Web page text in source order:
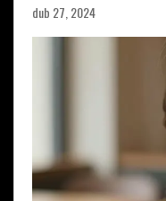
dub 27, 2024